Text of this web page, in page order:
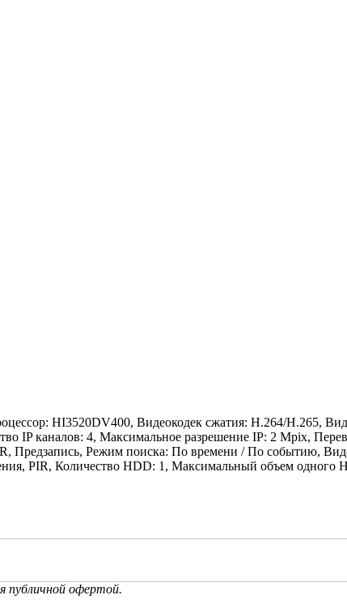
HI3520DV400, Видеокодек сжатия: H.264/H.265,
IP каналов: 4, Максимальное разрешение IP: 2 Mpix,
Предзапись, Режим поиска: По времени / По событию,
PIR, Количество HDD: 1, Максимальный объем одного
приложение: SatvisionMobilePRO (Android, iOS),
в AVI, Копирование на USB: H.264/AVI/MP4,
+50 °C, Электропитание: DC 12V 3A
публичной офертой.